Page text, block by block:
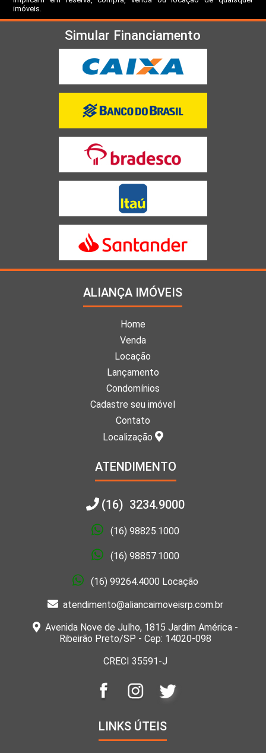
imóveis.
Simular Financiamento
ALIANÇA IMÓVEIS
Home
Venda
Locação
Lançamento
Condomínios
Cadastre seu imóvel
Contato
Localização
ATENDIMENTO
(16) 3234.9000
(16) 98825.1000
(16) 98857.1000
(16) 99264.4000 Locação
atendimento@aliancaimoveisrp.com.br
Avenida Nove de Julho, 1815 Jardim América -
Ribeirão Preto/SP - Cep: 14020-098
CRECI 35591-J
LINKS ÚTEIS